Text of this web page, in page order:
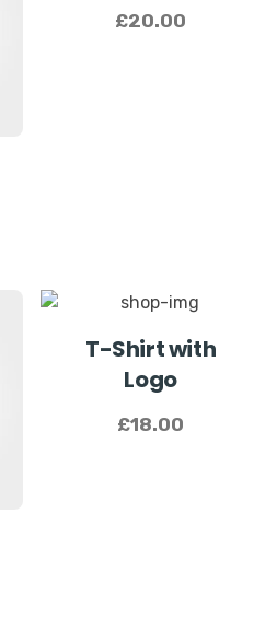
£20.00
T-Shirt with
Logo
£18.00